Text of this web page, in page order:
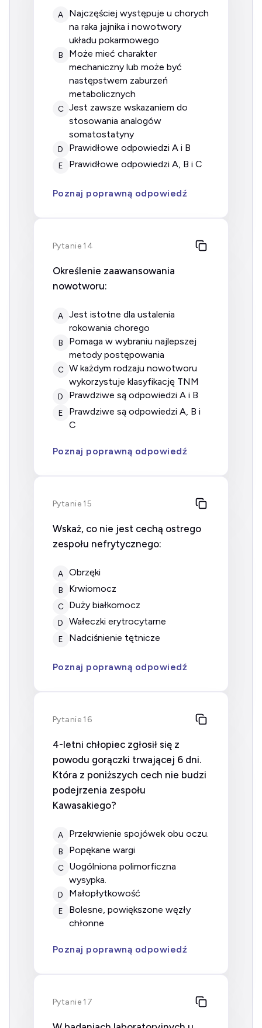
A
najczęściej występuje u chorych
na raka jajnika i nowotwory
układu pokarmowego
B
może mieć charakter
mechaniczny lub może być
następstwem zaburzeń
metabolicznych
C jest zawsze wskazaniem do
stosowania analogów
somatostatyny
D prawidłowe odpowiedzi A i B
E prawidłowe odpowiedzi A, B i C
Poznaj poprawną odpowiedź
Pytanie 14
Określenie zaawansowania
nowotworu:
A
jest istotne dla ustalenia
rokowania chorego
B
pomaga w wybraniu najlepszej
metody postępowania
C w każdym rodzaju nowotworu
wykorzystuje klasyfikację TNM
D prawdziwe są odpowiedzi A i B
E
prawdziwe są odpowiedzi A, B i
C
Poznaj poprawną odpowiedź
Pytanie 15
Wskaż, co nie jest cechą ostrego
zespołu nefrytycznego:
A Obrzęki
B Krwiomocz
C Duży białkomocz
D Wałeczki erytrocytarne
E Nadciśnienie tętnicze
Poznaj poprawną odpowiedź
Pytanie 16
4-letni chłopiec zgłosił się z
powodu gorączki trwającej 6 dni.
Która z poniższych cech nie budzi
podejrzenia zespołu
Kawasakiego?
A Przekrwienie spojówek obu oczu.
B Popękane wargi
C
Uogólniona polimorficzna
wysypka.
D Małopłytkowość
E
Bolesne, powiększone węzły
chłonne
Poznaj poprawną odpowiedź
Pytanie 17